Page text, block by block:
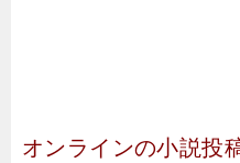
オンラインの小説投